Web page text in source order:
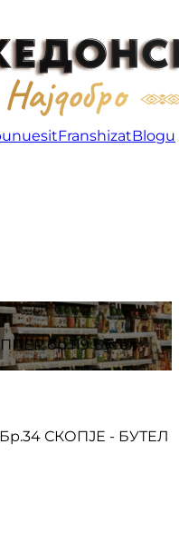
Бутел, Скопје |
FranshizatBlogu
бр.119 Бутел,
СКОПЈЕ - БУТЕЛ